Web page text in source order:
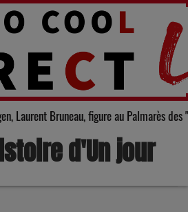
Laurent Bruneau, figure au Palmarès
d'Un jour